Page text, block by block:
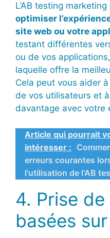
L’AB testing
optimiser
site web ou votre
testant différentes
ou de vos
laquelle offre la
Cela peut vous aider
de vos utilisateurs et
davantage avec votre
Article qui pourrait
intéresser :
erreurs courantes
l'utilisation de l'AB
4. Prise
basées